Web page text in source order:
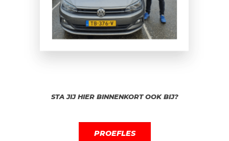
STA JIJ HIER BINNENKORT OOK BIJ?
PROEFLES